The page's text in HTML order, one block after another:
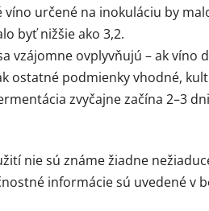
určené na inokuláciu by
byť nižšie ako 3,2.
vzájomne ovplyvňujú – ak
ostatné podmienky vhodné,
zvyčajne začína 2–3
nie sú známe žiadne
informácie sú uvedené v